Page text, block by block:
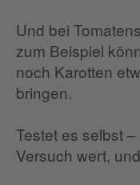
Und bei
zum Beispiel
noch Karotten
bringen.
Testet es selbst
Versuch wert,